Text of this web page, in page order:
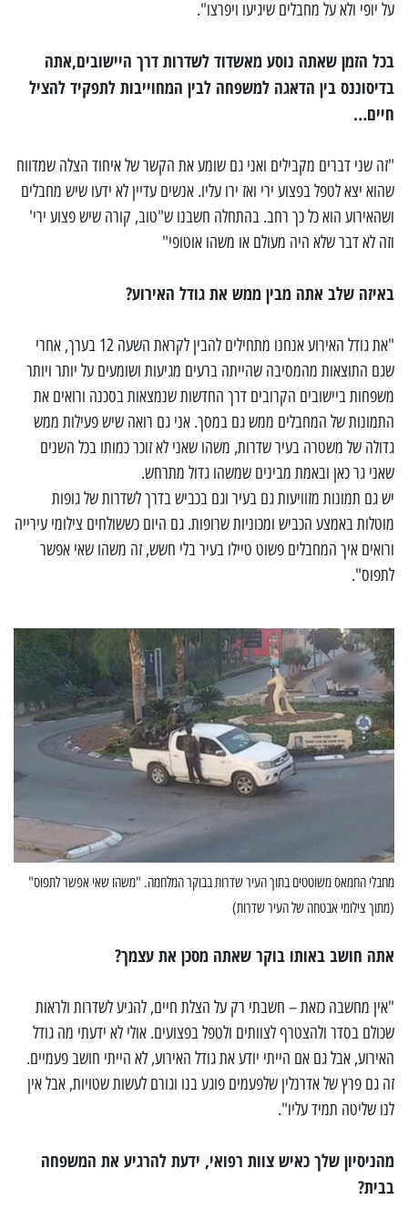
על יופי ולא על מחבלים שיגיעו ויפרצו".
בכל הזמן שאתה נוסע מאשדוד לשדרות דרך היישובים,אתה
בדיסוננס בין הדאגה למשפחה לבין המחוייבות לתפקיד להציל
חיים…
"זה שני דברים מקבילים ואני גם שומע את הקשר של איחוד הצלה שמדווח
שהוא יצא לטפל בפצוע ירי ואז ירו עליו. אנשים עדיין לא ידעו שיש מחבלים
ושהאירוע הוא כל כך רחב. בהתחלה חשבנו ש"טוב, קורה שיש פצוע ירי'
וזה לא דבר שלא היה מעולם או משהו אוטופי"
באיזה שלב אתה מבין ממש את גודל האירוע?
"את גודל האירוע אנחנו מתחילים להבין לקראת השעה 12 בערך, אחרי
שגם התוצאות מהמסיבה שהייתה ברעים מגיעות ושומעים על יותר ויותר
משפחות ביישובים הקרובים דרך החדשות שנמצאות בסכנה ורואים את
התמונות של המחבלים ממש גם במסך. אני גם רואה שיש פעילות ממש
גדולה של משטרה בעיר שדרות, משהו שאני לא זוכר כמותו בכל השנים
שאני גר כאן ובאמת מבינים שמשהו גדול מתרחש.
יש גם תמונות מזוויעות גם בעיר וגם בכביש בדרך לשדרות של גופות
מוטלות באמצע הכביש ומכוניות שרופות. גם היום כששולחים צילומי עירייה
ורואים איך המחבלים פשוט טיילו בעיר בלי חשש, זה משהו שאי אפשר
לתפוס".
מחבלי החמאס משוטטים בתוך העיר שדרות בבוקר המלחמה. "משהו שאי אפשר לתפוס"
(מתוך צילומי אבטחה של העיר שדרות)
אתה חושב באותו בוקר שאתה מסכן את עצמך?
"אין מחשבה כזאת – חשבתי רק על הצלת חיים, להגיע לשדרות ולראות
שכולם בסדר ולהצטרף לצוותים ולטפל בפצועים. אולי לא ידעתי מה גודל
האירוע, אבל גם אם הייתי יודע את גודל האירוע, לא הייתי חושב פעמיים.
זה גם פרץ של אדרנלין שלפעמים פוגע בנו וגורם לעשות שטויות, אבל אין
לנו שליטה תמיד עליו".
מהניסיון שלך כאיש צוות רפואי, ידעת להרגיע את המשפחה
בבית?